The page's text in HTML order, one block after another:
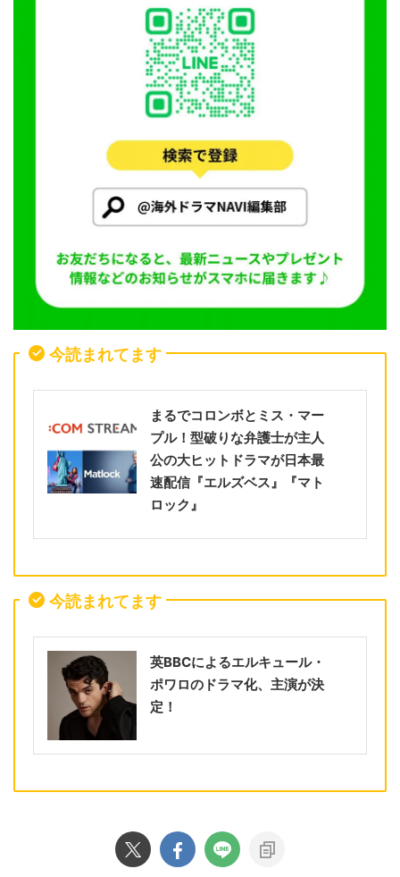
今読まれてます
まるでコロンボとミス・マー
プル！型破りな弁護士が主人
公の大ヒットドラマが日本最
速配信『エルズベス』『マト
ロック』
今読まれてます
英BBCによるエルキュール・
ポワロのドラマ化、主演が決
定！